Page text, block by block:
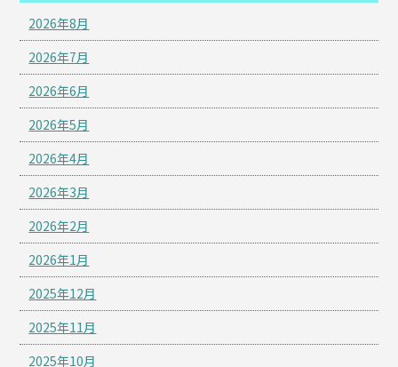
2026年8月
2026年7月
2026年6月
2026年5月
2026年4月
2026年3月
2026年2月
2026年1月
2025年12月
2025年11月
2025年10月